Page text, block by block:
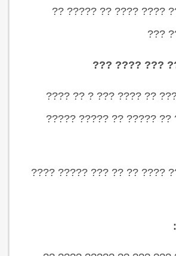
???? ?? ????? ????
?? ?????? ??
??? ????? ? ??? ?? ????
???? ?? ???? ?? ?????
??? ?????? ?? ???? ?? ??